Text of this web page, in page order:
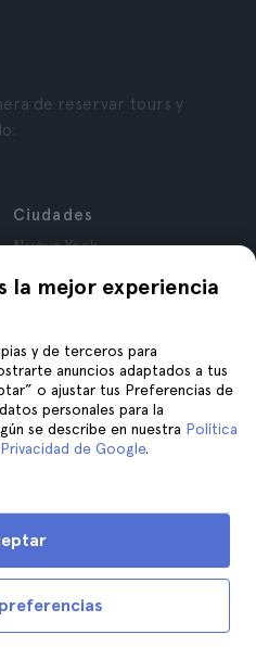
la mejor experiencia
y de terceros para
anuncios adaptados a tus
o ajustar tus Preferencias de
personales para la
se describe en nuestra Política
de Google.
de reservar tours y
Ciudades
Nueva York
París
Granada
Cracovia
Tenerife